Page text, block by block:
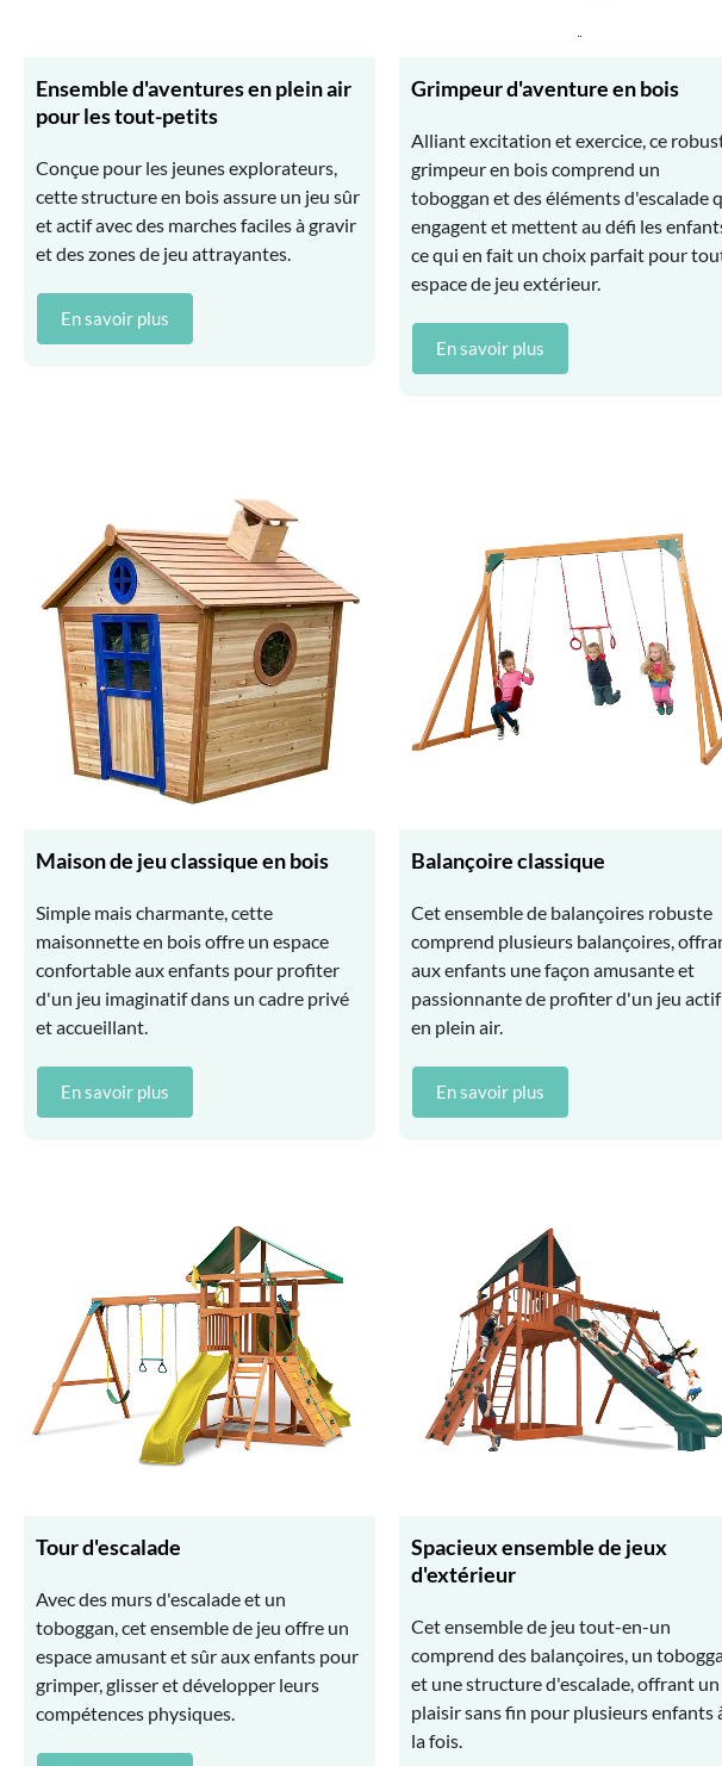
Ensemble d'aventures en plein air
pour les tout-petits
Conçue pour les jeunes explorateurs,
cette structure en bois assure un jeu sûr
et actif avec des marches faciles à gravir
et des zones de jeu attrayantes.
En savoir plus
Grimpeur d'aventure en bois
Alliant excitation et exercice, ce
grimpeur en bois comprend un
toboggan et des éléments d'escalade
engagent et mettent au défi les
ce qui en fait un choix parfait pour
espace de jeu extérieur.
En savoir plus
Maison de jeu classique en bois
Simple mais charmante, cette
maisonnette en bois offre un espace
confortable aux enfants pour profiter
d'un jeu imaginatif dans un cadre privé
et accueillant.
En savoir plus
Balançoire classique
Cet ensemble de balançoires robuste
comprend plusieurs balançoires,
aux enfants une façon amusante et
passionnante de profiter d'un jeu actif
en plein air.
En savoir plus
Tour d'escalade
Avec des murs d'escalade et un
toboggan, cet ensemble de jeu offre un
espace amusant et sûr aux enfants pour
grimper, glisser et développer leurs
compétences physiques.
Spacieux ensemble de jeux
d'extérieur
Cet ensemble de jeu tout-en-un
comprend des balançoires, un
et une structure d'escalade, offrant un
plaisir sans fin pour plusieurs enfants
la fois.